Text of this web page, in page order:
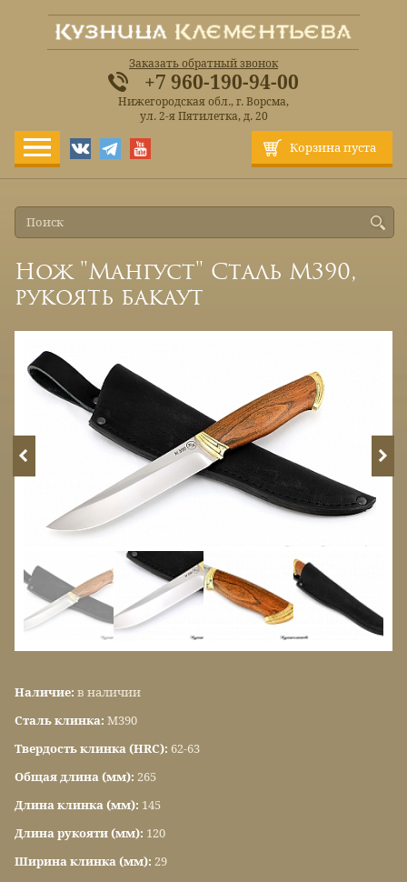
Корзина пуста
Заказать обратный звонок
+7 960-190-94-00
Нижегородская обл., г. Ворсма,
ул. 2-я Пятилетка, д. 20
Нож "Мангуст" Сталь М390,
рукоять бакаут
Наличие: в наличии
Сталь клинка: М390
Твердость клинка (HRC): 62-63
Общая длина (мм): 265
Длина клинка (мм): 145
Длина рукояти (мм): 120
Ширина клинка (мм): 29